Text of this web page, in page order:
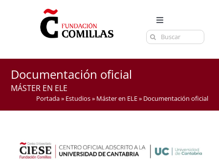
Toggle
Navigation
LA FUNDACIÓN
ESTUDIOS
EL CENTRO
CURSOS Y EXÁMENES
CONTACTA
Buscar:
Documentación oficial
MÁSTER EN ELE
Portada» Estudios» Máster en ELE» Documentación oficial